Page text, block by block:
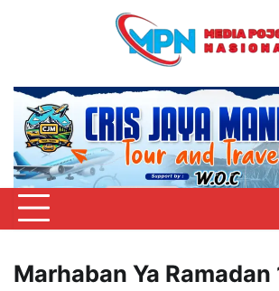
Marhaban Ya Ramadan